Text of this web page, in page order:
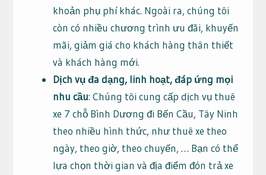
khoản phụ phí khác. Ngoài ra, chúng tôi
còn có nhiều chương trình ưu đãi, khuyến
mãi, giảm giá cho khách hàng thân thiết
và khách hàng mới.
Dịch vụ đa dạng, linh hoạt, đáp ứng mọi
nhu cầu: Chúng tôi cung cấp dịch vụ thuê
xe 7 chỗ Bình Dương đi Bến Cầu, Tây Ninh
theo nhiều hình thức, như thuê xe theo
ngày, theo giờ, theo chuyến, … Bạn có thể
lựa chọn thời gian và địa điểm đón trả xe